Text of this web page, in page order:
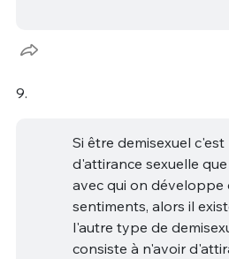
9.
Si être demisexuel c'est
d'attirance sexuelle
avec qui on développe
sentiments, alors il
l'autre type de
consiste à n'avoir